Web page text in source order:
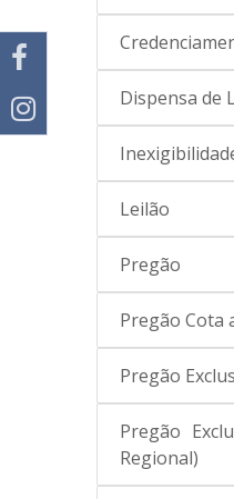
Dispensa de
Leilão
Pregão
Pregão Cota
Pregão
Pregão
Regional)